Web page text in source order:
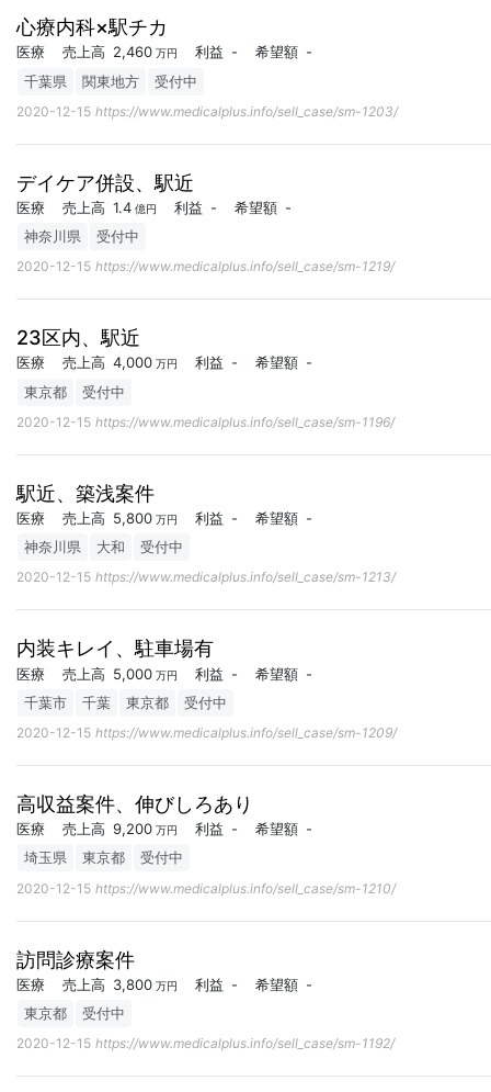
心療内科×駅チカ
医療 売上高 2,460 万円 利益 - 希望額 -
千葉県
関東地方 受付中
2020-12-15 https://www.medicalplus.info/sell_case/sm-1203/
デイケア併設、駅近
医療 売上高 1.4 億円 利益 - 希望額 -
神奈川県
受付中
2020-12-15 https://www.medicalplus.info/sell_case/sm-1219/
23区内、駅近
医療 売上高 4,000 万円 利益 - 希望額 -
東京都
受付中
2020-12-15 https://www.medicalplus.info/sell_case/sm-1196/
駅近、築浅案件
医療 売上高 5,800 万円 利益 - 希望額 -
神奈川県
大和 受付中
2020-12-15 https://www.medicalplus.info/sell_case/sm-1213/
内装キレイ、駐車場有
医療 売上高 5,000 万円 利益 - 希望額 -
千葉市
千葉 東京都 受付中
2020-12-15 https://www.medicalplus.info/sell_case/sm-1209/
高収益案件、伸びしろあり
医療 売上高 9,200 万円 利益 - 希望額 -
埼玉県
東京都 受付中
2020-12-15 https://www.medicalplus.info/sell_case/sm-1210/
訪問診療案件
医療 売上高 3,800 万円 利益 - 希望額 -
東京都
受付中
2020-12-15 https://www.medicalplus.info/sell_case/sm-1192/